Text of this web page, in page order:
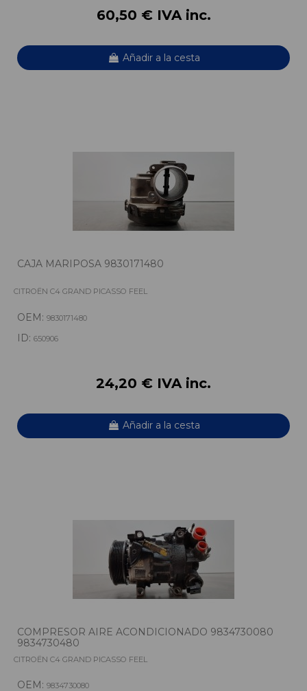
60,50 € IVA inc.
Añadir a la cesta
CAJA MARIPOSA 9830171480
CITROËN C4 GRAND PICASSO FEEL
OEM: 9830171480
ID: 650906
24,20 € IVA inc.
Añadir a la cesta
COMPRESOR AIRE ACONDICIONADO 9834730080
9834730480
CITROËN C4 GRAND PICASSO FEEL
OEM: 9834730080